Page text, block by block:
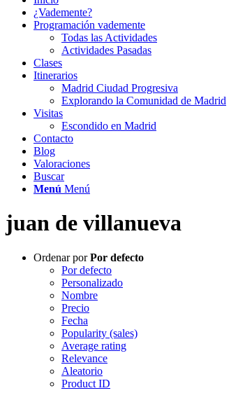
¿Vademente?
Programación vademente
Todas las Actividades
Actividades Pasadas
Clases
Itinerarios
Madrid Ciudad Progresiva
Explorando la Comunidad de Madrid
Visitas
Escondido en Madrid
Contacto
Blog
Valoraciones
Buscar
Menú Menú
juan de villanueva
Ordenar porPor defecto
Por defecto
Personalizado
Nombre
Precio
Fecha
Popularity (sales)
Average rating
Relevance
Aleatorio
Product ID